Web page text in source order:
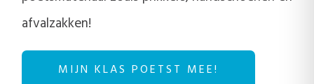
afvalzakken!
MIJN KLAS POETST MEE!